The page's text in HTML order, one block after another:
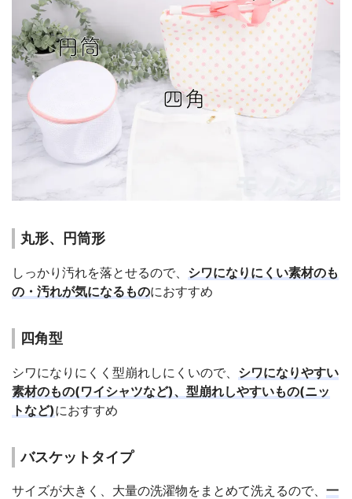
丸形、円筒形
しっかり汚れを落とせるので、 シワになりにくい素材のも
の・汚れが気になるものにおすすめ
四角型
シワになりにくく型崩れしにくいので、 シワになりやすい
素材のもの(ワイシャツなど)、型崩れしやすいもの(ニッ
トなど)におすすめ
バスケットタイプ
サイズが大きく、大量の洗濯物をまとめて洗えるので、 一